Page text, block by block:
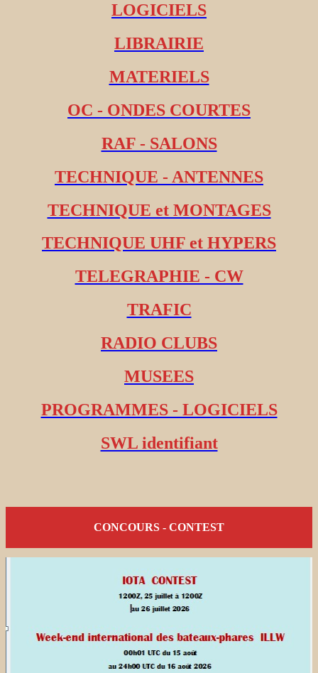
LOGICIELS
LIBRAIRIE
MATERIELS
OC - ONDES COURTES
RAF - SALONS
TECHNIQUE - ANTENNES
TECHNIQUE et MONTAGES
TECHNIQUE UHF et HYPERS
TELEGRAPHIE - CW
TRAFIC
RADIO CLUBS
MUSEES
PROGRAMMES - LOGICIELS
SWL identifiant
CONCOURS - CONTEST